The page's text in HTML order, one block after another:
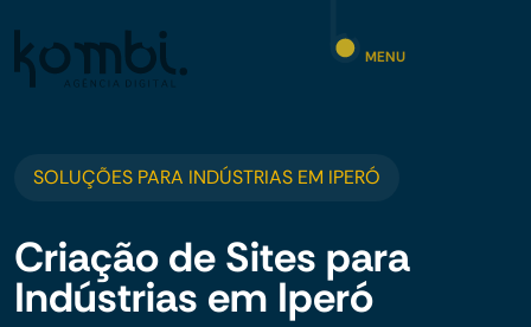
MENU
SOLUÇÕES PARA INDÚSTRIAS EM IPERÓ
Criação de Sites para
Indústrias em Iperó